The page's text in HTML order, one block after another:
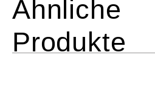
Ähnliche
Produkte